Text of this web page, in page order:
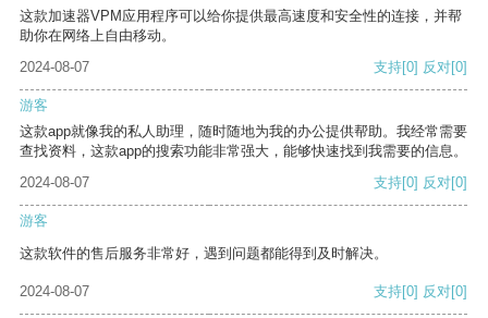
这款加速器VPM应用程序可以给你提供最高速度和安全性的连接，并帮
助你在网络上自由移动。
2024-08-07
支持[0] 反对[0]
游客
这款app就像我的私人助理，随时随地为我的办公提供帮助。我经常需要
查找资料，这款app的搜索功能非常强大，能够快速找到我需要的信息。
2024-08-07
支持[0] 反对[0]
游客
这款软件的售后服务非常好，遇到问题都能得到及时解决。
2024-08-07 支持[0] 反对[0]